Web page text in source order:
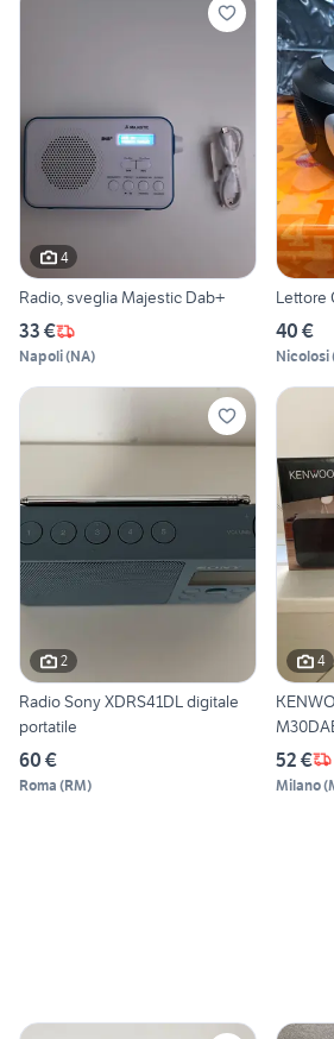
4
Radio, sveglia Majestic Dab+
33 €
Napoli(NA)
Lettore
40 €
Nicolosi
2
Radio Sony XDRS41DL digitale
portatile
60 €
Roma (RM)
4
52 €
Milano(